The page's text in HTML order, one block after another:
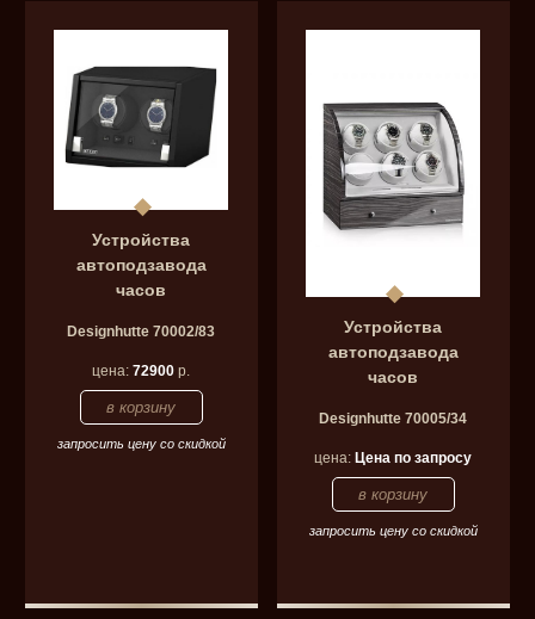
Устройства
автоподзавода
часов
Designhutte 70002/83
цена:72900 р.
запросить цену со скидкой
Устройства
автоподзавода
часов
Designhutte 70005/34
цена:Цена по запросу
запросить цену со скидкой